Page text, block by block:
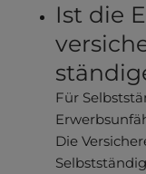
Ist die
Für
Die